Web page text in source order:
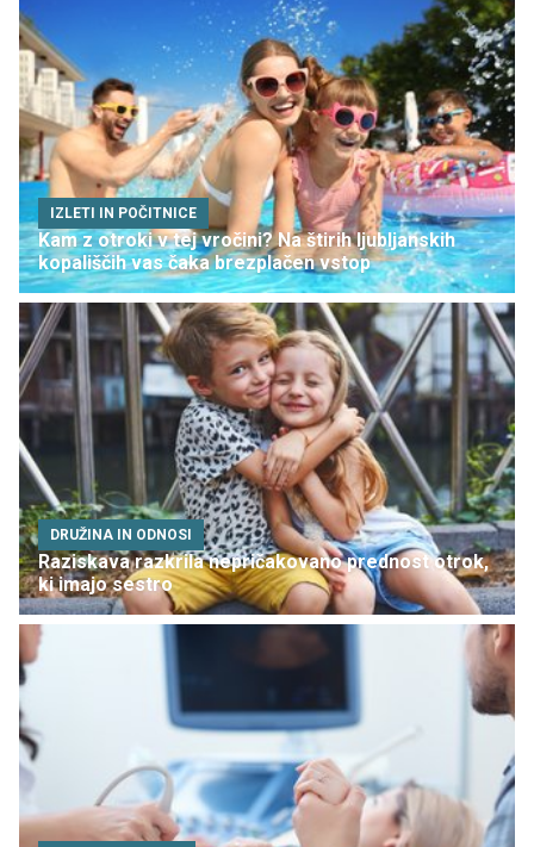
IZLETI IN POČITNICE
Kam z otroki v tej vročini? Na štirih ljubljanskih
kopališčih vas čaka brezplačen vstop
DRUŽINA IN ODNOSI
Raziskava razkrila nepričakovano prednost otrok,
ki imajo sestro